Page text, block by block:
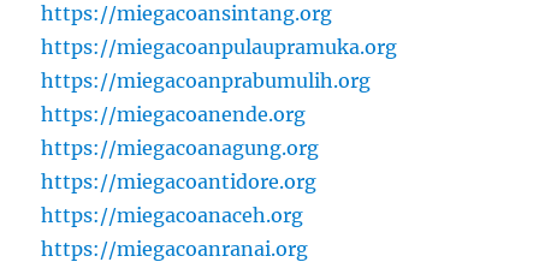
https://miegacoansintang.org
https://miegacoanpulaupramuka.org
https://miegacoanprabumulih.org
https://miegacoanende.org
https://miegacoanagung.org
https://miegacoantidore.org
https://miegacoanaceh.org
https://miegacoanranai.org